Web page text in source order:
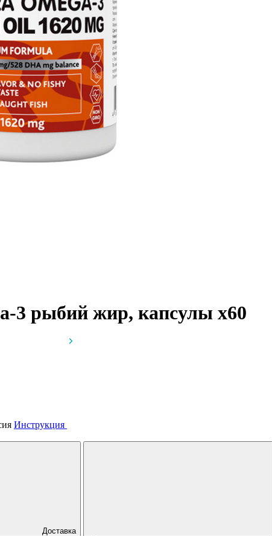
3 рыбий жир, капсулы x60
Инструкция
Доставка